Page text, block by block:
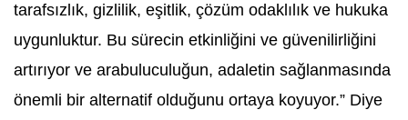
tarafsızlık, gizlilik, eşitlik, çözüm odaklılık ve hukuka
uygunluktur. Bu sürecin etkinliğini ve güvenilirliğini
artırıyor ve arabuluculuğun, adaletin sağlanmasında
önemli bir alternatif olduğunu ortaya koyuyor.” Diye